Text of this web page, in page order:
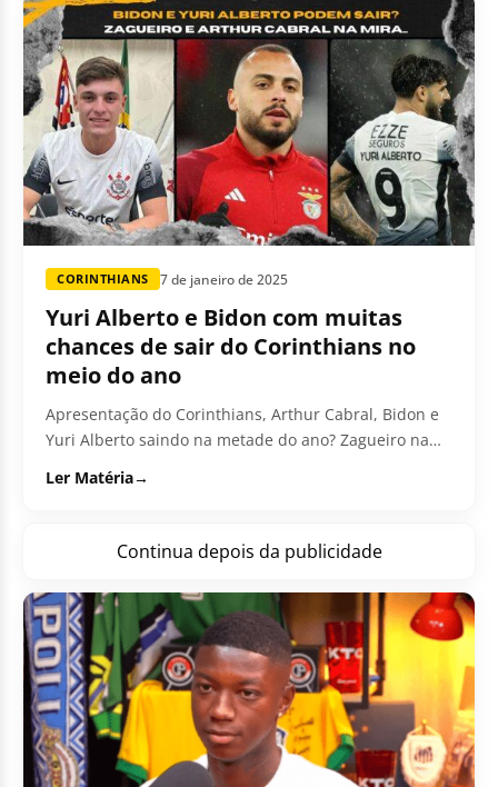
CORINTHIANS 7 de janeiro de 2025
Yuri Alberto e Bidon com muitas
chances de sair do Corinthians no
meio do ano
Apresentação do Corinthians, Arthur Cabral, Bidon e
Yuri Alberto saindo na metade do ano? Zagueiro na
Ler Matéria→
Continua depois da publicidade